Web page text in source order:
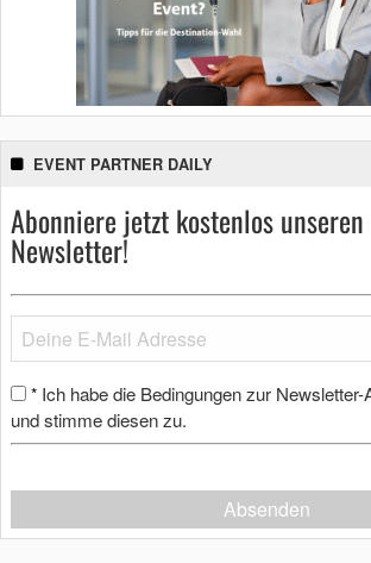
EVENT PARTNER DAILY
Abonniere jetzt kostenlos
Newsletter!
* Ich habe die Bedingungen zur
und stimme diesen zu.
Absenden